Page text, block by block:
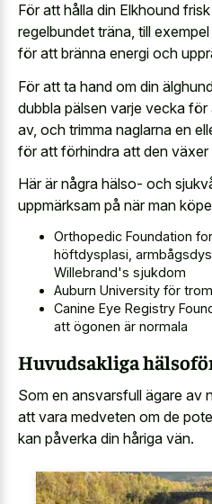
För att hålla din Elkhound
regelbundet träna, till
för att bränna energi och
För att ta hand om din
dubbla pälsen varje vecka
av, och trimma naglarna en
för att förhindra att den
Här är några hälso- och
uppmärksam på när man
Orthopedic Foundation
höftdysplasi,
Willebrand's sjukdom
Auburn University för
Canine Eye Registry
att ögonen är normala
Huvudsakliga
Som en ansvarsfull ägare av
att vara medveten om de
kan påverka din håriga vän.